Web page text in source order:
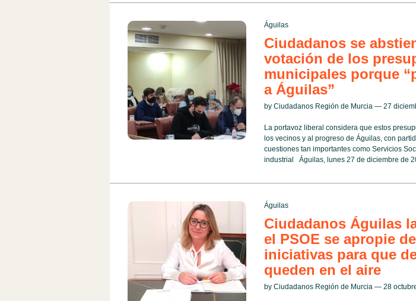
Águilas
Ciudadanos se
votación de los
municipales porque
a Águilas”
by Ciudadanos Región de Murcia — 27
La portavoz liberal considera que estos
los vecinos y al progreso de Águilas, con
cuestiones tan importantes como Servicios
industrial Águilas, lunes 27 de diciembre de
Águilas
Ciudadanos Águilas
el PSOE se apropie
iniciativas para que
queden en el aire
by Ciudadanos Región de Murcia — 28